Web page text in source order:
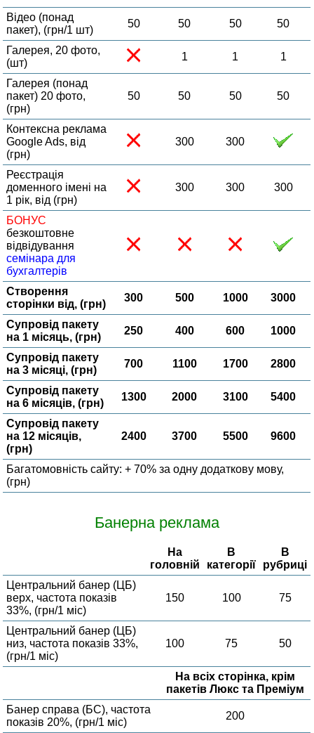
Відео (понад
пакет), (грн/1 шт)
50 50 50 50
Галерея, 20 фото,
(шт)
1 1 1
Галерея (понад
пакет) 20 фото,
(грн)
50 50 50 50
Контексна реклама
Google Ads, від
(грн)
300 300
Реєстрація
доменного імені на
1 рік, від (грн)
300 300 300
БОНУС
безкоштовне
відвідування
семінара для
бухгалтерів
Створення
сторінки від, (грн)
300 500 1000 3000
Супровід пакету
на 1 місяць, (грн)
250 400 600 1000
Супровід пакету
на 3 місяці, (грн)
700 1100 1700 2800
Супровід пакету
на 6 місяців, (грн)
1300 2000 3100 5400
Супровід пакету
на 12 місяців,
(грн)
2400 3700 5500 9600
Багатомовність сайту: + 70% за одну додаткову мову,
(грн)
Банерна реклама
На
головній
В
категорії
В
рубриці
Центральний банер (ЦБ)
верх, частота показів
33%, (грн/1 міс)
150 100 75
Центральний банер (ЦБ)
низ, частота показів 33%,
(грн/1 міс)
100 75 50
На всіх сторінка, крім
пакетів Люкс та Преміум
Банер справа (БС), частота
показів 20%, (грн/1 міс)
200